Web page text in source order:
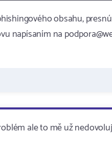
obsahu,
napísaním na
ale to mě už